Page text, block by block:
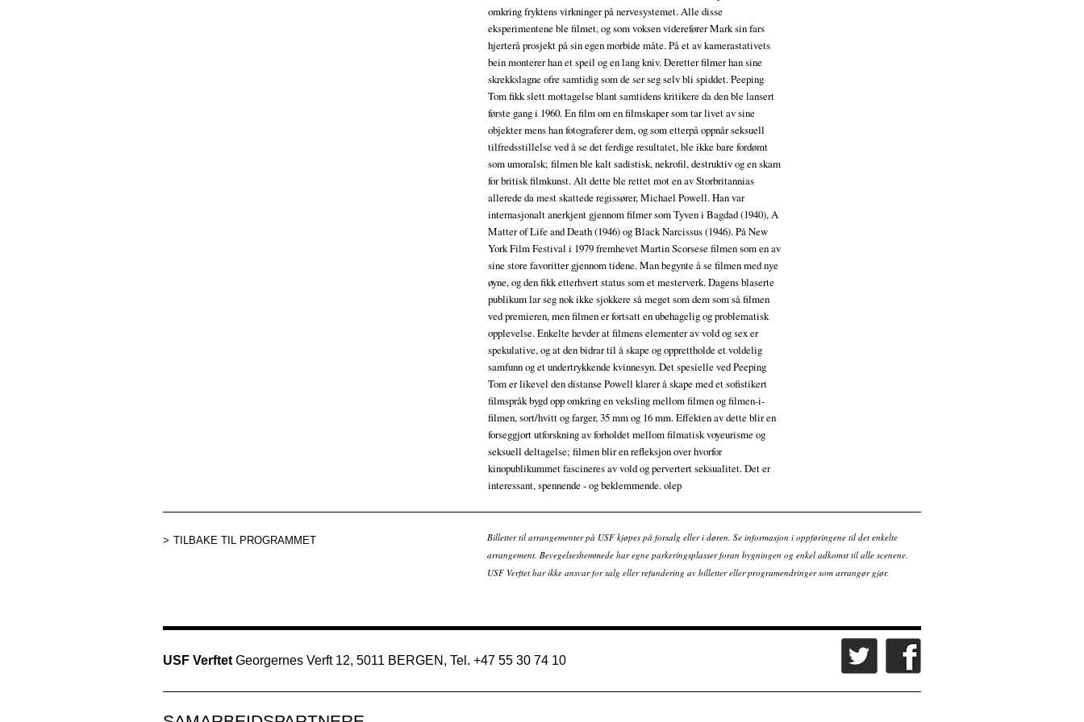
omkring fryktens virkninger på nervesystemet. Alle disse
eksperimentene ble filmet, og som voksen viderefører Mark sin fars
hjerterå prosjekt på sin egen morbide måte. På et av kamerastativets
bein monterer han et speil og en lang kniv. Deretter filmer han sine
skrekkslagne ofre samtidig som de ser seg selv bli spiddet. Peeping
Tom fikk slett mottagelse blant samtidens kritikere da den ble lansert
første gang i 1960. En film om en filmskaper som tar livet av sine
objekter mens han fotograferer dem, og som etterpå oppnår seksuell
tilfredsstillelse ved å se det ferdige resultatet, ble ikke bare fordømt
som umoralsk; filmen ble kalt sadistisk, nekrofil, destruktiv og en skam
for britisk filmkunst. Alt dette ble rettet mot en av Storbritannias
allerede da mest skattede regissører, Michael Powell. Han var
internasjonalt anerkjent gjennom filmer som Tyven i Bagdad (1940), A
Matter of Life and Death (1946) og Black Narcissus (1946). På New
York Film Festival i 1979 fremhevet Martin Scorsese filmen som en av
sine store favoritter gjennom tidene. Man begynte å se filmen med nye
øyne, og den fikk etterhvert status som et mesterverk. Dagens blaserte
publikum lar seg nok ikke sjokkere så meget som dem som så filmen
ved premieren, men filmen er fortsatt en ubehagelig og problematisk
opplevelse. Enkelte hevder at filmens elementer av vold og sex er
spekulative, og at den bidrar til å skape og opprettholde et voldelig
samfunn og et undertrykkende kvinnesyn. Det spesielle ved Peeping
Tom er likevel den distanse Powell klarer å skape med et sofistikert
filmspråk bygd opp omkring en veksling mellom filmen og filmen-i-
filmen, sort/hvitt og farger, 35 mm og 16 mm. Effekten av dette blir en
forseggjort utforskning av forholdet mellom filmatisk voyeurisme og
seksuell deltagelse; filmen blir en refleksjon over hvorfor
kinopublikummet fascineres av vold og pervertert seksualitet. Det er
interessant, spennende - og beklemmende. olep
TILBAKE TIL PROGRAMMET
Billetter til arrangementer på USF kjøpes på forsalg eller i døren. Se informasjon i oppføringene til det enkelte
arrangement. Bevegelseshemmede har egne parkeringsplasser foran bygningen og enkel adkomst til alle scenene.
USF Verftet har ikke ansvar for salg eller refundering av billetter eller programendringer som arrangør gjør.
USF Verftet Georgernes Verft 12, 5011 BERGEN, Tel. +47 55 30 74 10